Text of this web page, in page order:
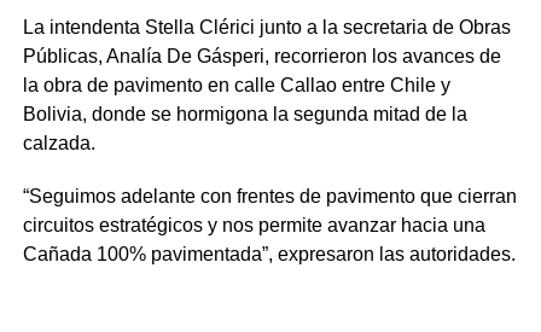
La intendenta Stella Clérici junto a la secretaria de Obras
Públicas, Analía De Gásperi, recorrieron los avances de
la obra de pavimento en calle Callao entre Chile y
Bolivia, donde se hormigona la segunda mitad de la
calzada.
“Seguimos adelante con frentes de pavimento que cierran
circuitos estratégicos y nos permite avanzar hacia una
Cañada 100% pavimentada”, expresaron las autoridades.